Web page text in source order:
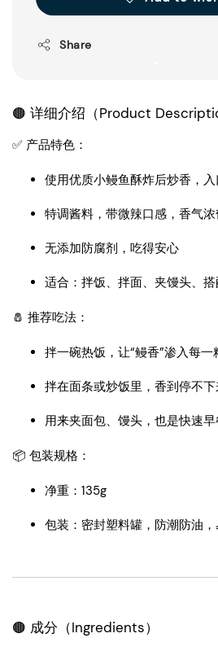
Share
🟤 详细介绍（Product
✅ 产品特色：
使用优质小鳗鱼酥炸后炒香，
特调酱料，带微辣口感，香气
无添加防腐剂，吃得安心
适合：拌饭、拌面、夹馒头、
🧂 推荐吃法：
拌一碗热饭，让“鳗香”渗入每一
拌在面条或炒饭里，香到停不
用来夹面包、馒头，也是快速
📦 包装规格：
净重：135g
包装：密封塑料罐，防潮防油
🟤 成分（Ingredients）